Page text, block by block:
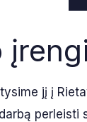
jį į